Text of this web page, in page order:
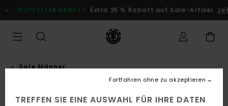
zur
Produkt
springen
RABATT Extra 25 % Rabatt auf Sale-Artikel Jetzt
Sale Männer
TREFFEN SIE EINE AUSWAHL FÜR IHRE DATEN
Fortfahren ohne zu akzeptieren